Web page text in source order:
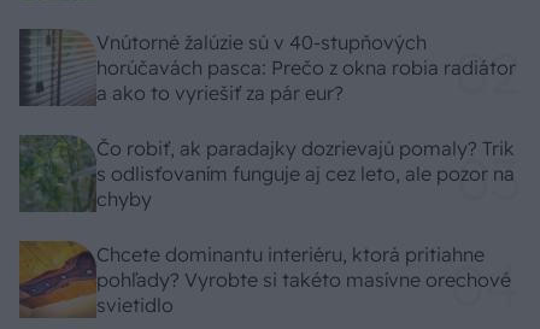
Vnútorné žalúzie sú v 40-stupňových
horúčavách pasca: Prečo z okna robia radiátor
a ako to vyriešiť za pár eur?
Čo robiť, ak paradajky dozrievajú pomaly? Trik
s odlisťovaním funguje aj cez leto, ale pozor na
chyby
Chcete dominantu interiéru, ktorá pritiahne
pohľady? Vyrobte si takéto masívne orechové
svietidlo